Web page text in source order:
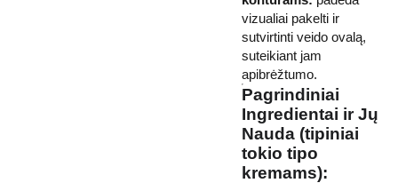
vizualiai pakelti ir
sutvirtinti veido ovalą,
suteikiant jam
apibrėžtumo.
Pagrindiniai
Ingredientai ir Jų
Nauda (tipiniai
tokio tipo
kremams):